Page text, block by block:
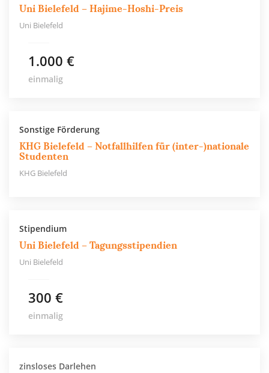
Uni Bielefeld – Hajime-Hoshi-Preis
Uni Bielefeld
1.000 €
einmalig
Sonstige Förderung
KHG Bielefeld – Notfallhilfen für (inter-)nationale
Studenten
KHG Bielefeld
Stipendium
Uni Bielefeld – Tagungsstipendien
Uni Bielefeld
300 €
einmalig
zinsloses Darlehen